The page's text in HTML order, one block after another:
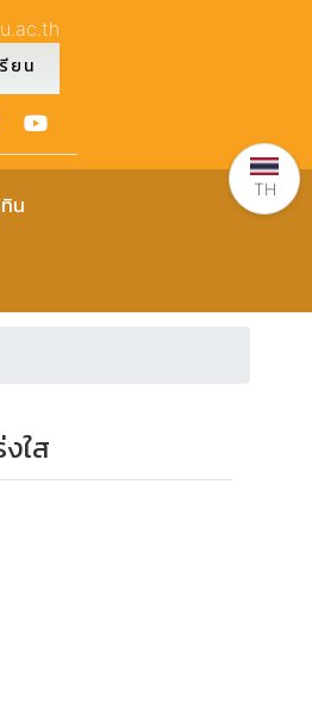
ยน
น
ใส
TH